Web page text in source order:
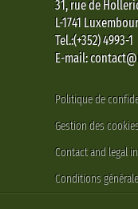
31, rue de
L-1741
Tel.:(+352) 4993-1
E-mail:
Politique de
Gestion des cookies
Contact and legal
Conditions